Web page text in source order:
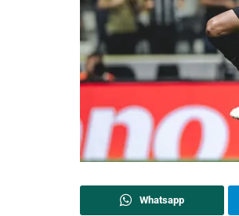
Whatsapp